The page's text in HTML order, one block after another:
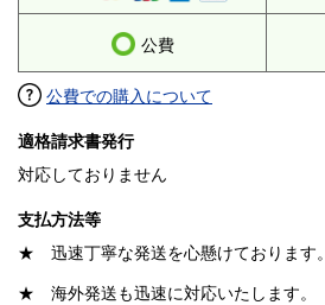
公費
公費での購入について
適格請求書発行
対応しておりません
支払方法等
★ 迅速丁寧な発送を心懸けております。
★ 海外発送も迅速に対応いたします。